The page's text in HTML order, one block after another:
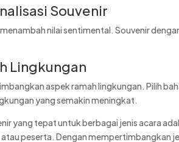
Souvenir
nilai sentimental. Souvenir
Lingkungan
aspek ramah lingkungan. Pilih
yang semakin meningkat.
yang tepat untuk berbagai jenis acara
peserta. Dengan mempertimbangkan